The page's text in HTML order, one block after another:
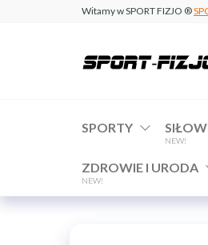
Witamy w SPORT FIZJO ®
SPORTY
NEW!
ZDROWIE I URODA
NEW!